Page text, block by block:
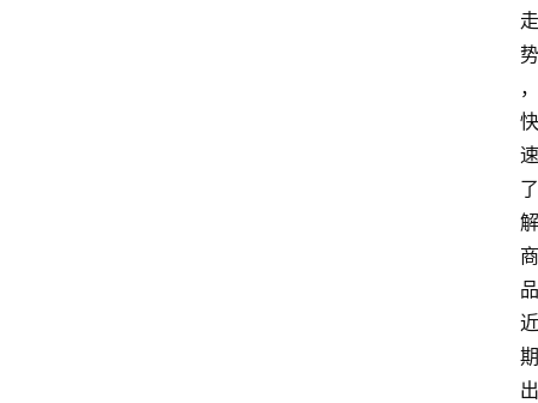
走
势
，
快
速
了
解
商
品
近
期
出